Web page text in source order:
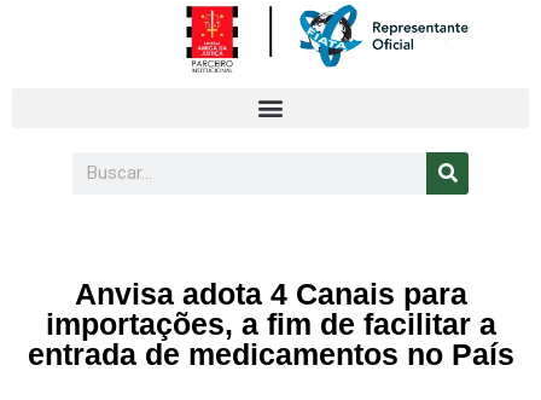
Anvisa adota 4 Canais para
importações, a fim de facilitar a
entrada de medicamentos no País